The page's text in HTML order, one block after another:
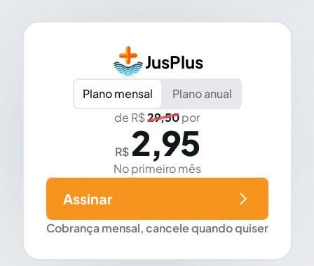
JusPlus
Plano mensal
Plano anual
de R$29,50por
R$ 2,95
No primeiro mês
Cobrança mensal, cancele quando quiser
Assinar